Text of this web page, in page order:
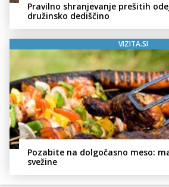
Pravilno shranjevanje prešitih
družinsko dediščino
VIZITA.SI
Pozabite na dolgočasno meso:
svežine